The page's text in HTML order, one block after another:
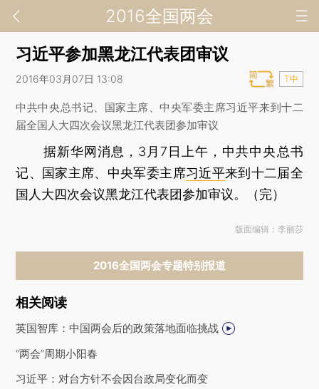
2016全国两会
习近平参加黑龙江代表团审议
2016年03月07日 13:08 T中
中共中央总书记、国家主席、中央军委主席习近平来到十二
届全国人大四次会议黑龙江代表团参加审议
据新华网消息，3月7日上午，中共中央总书
记、国家主席、中央军委主席习近平来到十二届全
国人大四次会议黑龙江代表团参加审议。（完）
版面编辑：李丽莎
2016全国两会专题特别报道
相关阅读
英国智库：中国两会后的政策落地面临挑战
“两会”周期小阳春
习近平：对台方针不会因台政局变化而变